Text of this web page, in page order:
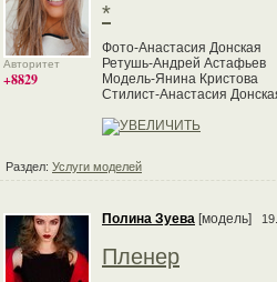
Авторитет
+8829
*
Фото-Анастасия Донская
Ретушь-Андрей Астафьев
Модель-Янина Кристова
Стилист-Анастасия
Раздел: Услуги моделей
Полина Зуева [модель]
Пленер